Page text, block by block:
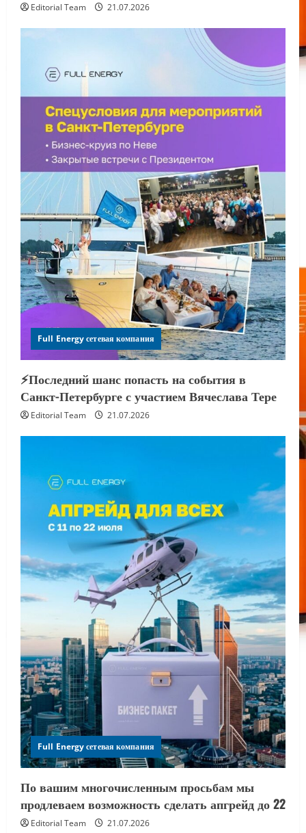
Editorial Team 21.07.2026
Full Energy сетевая компания
⚡️Последний шанс попасть на события в
Санкт-Петербурге с участием Вячеслава Тере
Editorial Team 21.07.2026
Full Energy сетевая компания
По вашим многочисленным просьбам мы
продлеваем возможность сделать апгрейд до 22
Editorial Team 21.07.2026